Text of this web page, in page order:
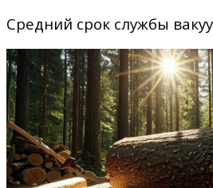
Средний срок службы